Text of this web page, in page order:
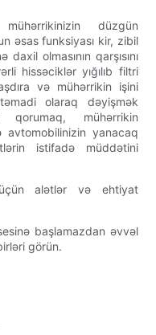
düzgün
əsas funksiyası kir, zibil
olmasının qarşısını
hissəciklər yığılıb filtri
və mühərrikin işini
olaraq dəyişmək
qorumaq, mühərrikin
avtomobilinizin yanacaq
istifadə müddətini
alətlər və ehtiyat
başlamazdan əvvəl
görün.